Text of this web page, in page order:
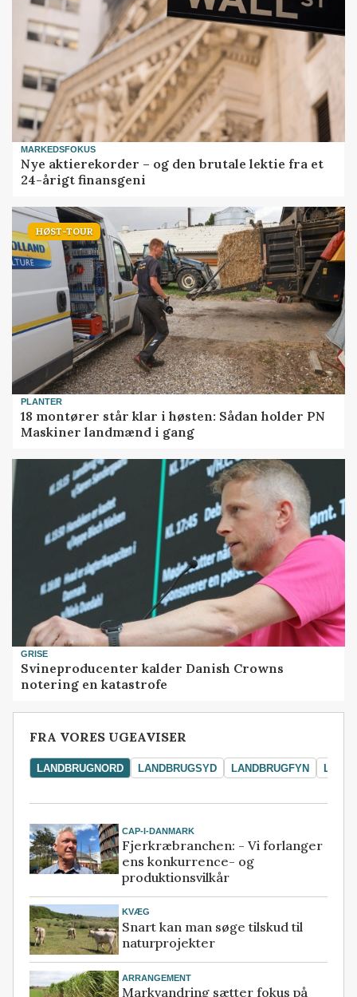
MARKEDSFOKUS
Nye aktierekorder – og den brutale lektie fra et
24-årigt finansgeni
HØST-TOUR
PLANTER
18 montører står klar i høsten: Sådan holder PN
Maskiner landmænd i gang
GRISE
Svineproducenter kalder Danish Crowns
notering en katastrofe
FRA VORES UGEAVISER
LANDBRUGNORD LANDBRUGSYD LANDBRUGFYN
CAP-I-DANMARK
Fjerkræbranchen: - Vi forlanger
ens konkurrence- og
produktionsvilkår
KVÆG
Snart kan man søge tilskud til
naturprojekter
ARRANGEMENT
Markvandring sætter fokus på